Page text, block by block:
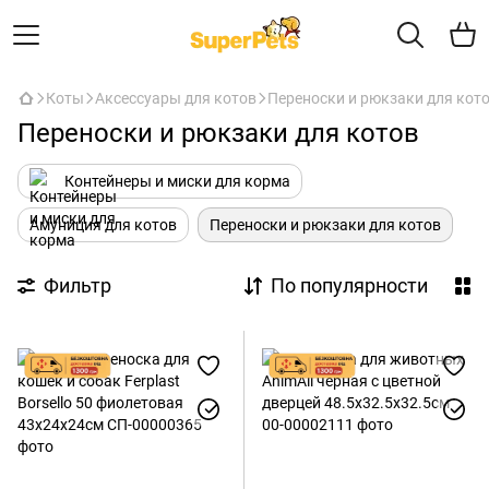
Коты Аксессуары для котов Переноски и рюкзаки для
Переноски и рюкзаки для котов
Контейнеры и миски для корма
Амуниция для котов Переноски и рюкзаки для котов
Фильтр По популярности